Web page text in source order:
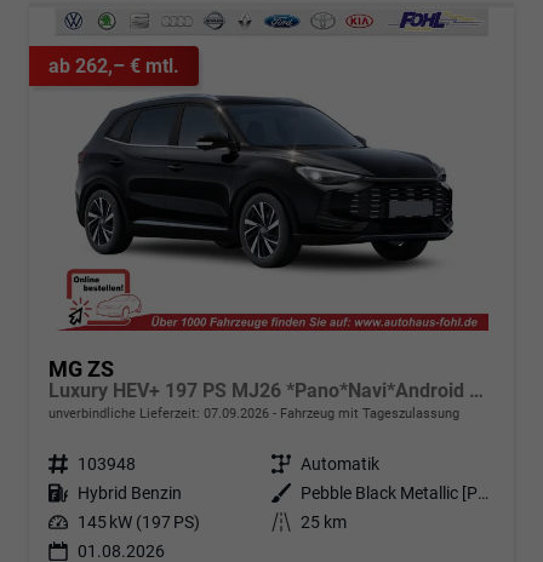
ab 262,– € mtl.
MG ZS
Luxury HEV+ 197 PS MJ26 *Pano*Navi*Android Auto*SHZ*360°*Kunstleder*Klimaauto*ACC
unverbindliche Lieferzeit: 07.09.2026 Fahrzeug mit Tageszulassung
Fahrzeugnr. 103948 Getriebe Automatik
Kraftstoff Hybrid Benzin Außenfarbe
Pebble Black Metallic [PBC]
Leistung 145 kW (197 PS) Kilometerstand 25 km
01.08.2026